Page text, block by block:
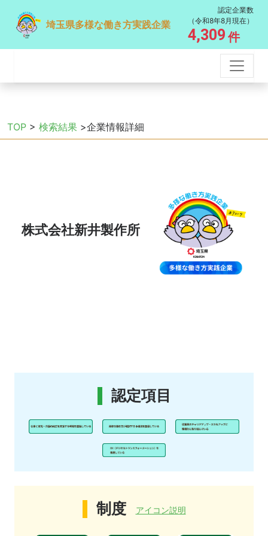
埼玉県多様な働き方実践企業
認定企業数
（令和8年8月現在）
4,309 件
TOP > 検索結果 >企業情報詳細
株式会社新井製作所
認定項目
制度 アイコン説明